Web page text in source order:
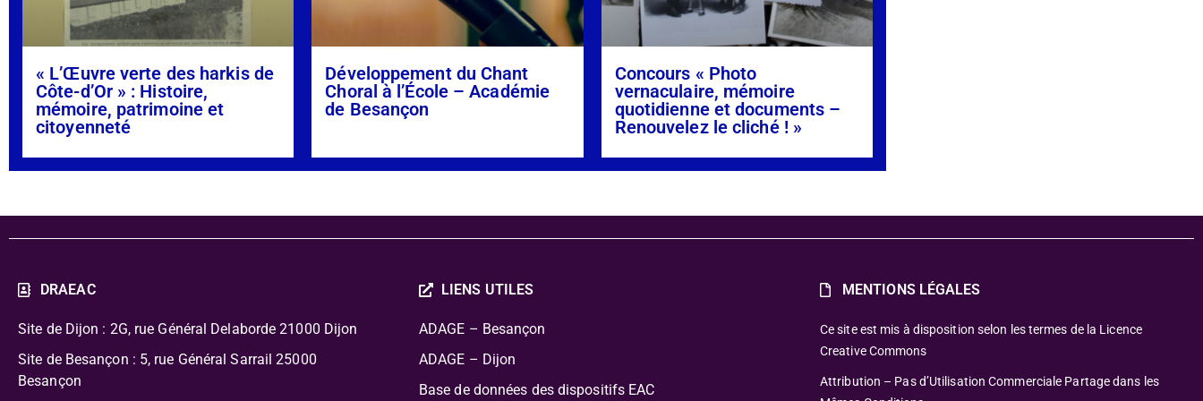
« L’Œuvre verte des harkis de
Côte-d’Or » : Histoire,
mémoire, patrimoine et
citoyenneté
Développement du Chant
Choral à l’École – Académie
de Besançon
Concours « Photo
vernaculaire, mémoire
quotidienne et documents –
Renouvelez le cliché ! »
DRAEAC
Site de Dijon : 2G, rue Général Delaborde 21000 Dijon
Site de Besançon : 5, rue Général Sarrail 25000
Besançon
LIENS UTILES
ADAGE – Besançon
ADAGE – Dijon
Base de données des dispositifs EAC
MENTIONS LÉGALES
Ce site est mis à disposition selon les termes de la Licence
Creative Commons
Attribution – Pas d’Utilisation Commerciale Partage dans les